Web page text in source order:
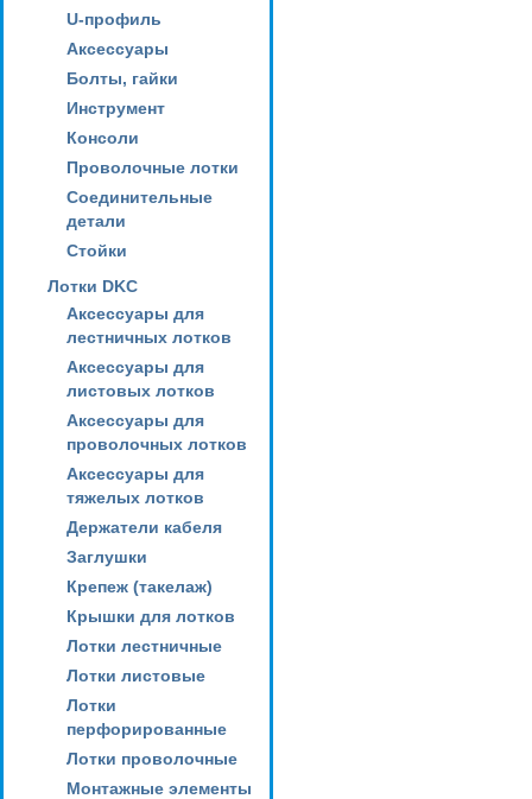
U-профиль
Аксессуары
Болты, гайки
Инструмент
Консоли
Проволочные лотки
Соединительные
детали
Стойки
Лотки DKC
Аксессуары для
лестничных лотков
Аксессуары для
листовых лотков
Аксессуары для
проволочных лотков
Аксессуары для
тяжелых лотков
Держатели кабеля
Заглушки
Крепеж (такелаж)
Крышки для лотков
Лотки лестничные
Лотки листовые
Лотки
перфорированные
Лотки проволочные
Монтажные элементы